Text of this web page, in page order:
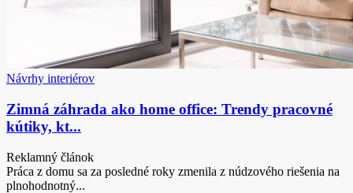
Návrhy interiérov
Zimná záhrada ako home office: Trendy pracovné
kútiky, kt...
Reklamný článok
Práca z domu sa za posledné roky zmenila z núdzového riešenia na
plnohodnotný...